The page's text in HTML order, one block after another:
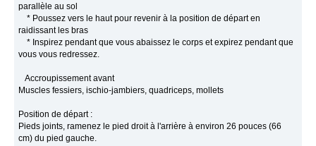
parallèle au sol
* Poussez vers le haut pour revenir à la position de départ en
raidissant les bras
* Inspirez pendant que vous abaissez le corps et expirez pendant que
vous vous redressez.
Accroupissement avant
Muscles fessiers, ischio-jambiers, quadriceps, mollets
Position de départ :
Pieds joints, ramenez le pied droit à l'arrière à environ 26 pouces (66
cm) du pied gauche.